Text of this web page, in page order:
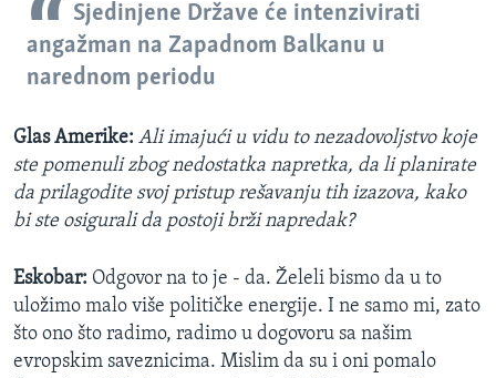
Sjedinjene Države će intenzivirati
angažman na Zapadnom Balkanu u
narednom periodu
Glas Amerike: Ali imajući u vidu to nezadovoljstvo koje
ste pomenuli zbog nedostatka napretka, da li planirate
da prilagodite svoj pristup rešavanju tih izazova, kako
bi ste osigurali da postoji brži napredak?
Eskobar: Odgovor na to je - da. Želeli bismo da u to
uložimo malo više političke energije. I ne samo mi, zato
što ono što radimo, radimo u dogovoru sa našim
evropskim saveznicima. Mislim da su i oni pomalo